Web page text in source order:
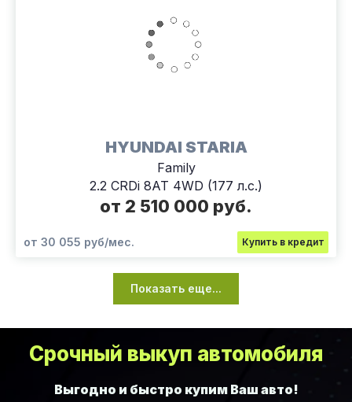
HYUNDAI STARIA
Family
2.2 CRDi 8AT 4WD (177 л.с.)
от 2 510 000 руб.
от 30 055 руб/мес. Купить в кредит
Показать еще...
Срочный выкуп автомобиля